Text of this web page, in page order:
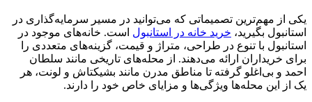
یکی از مهم‌ترین تصمیماتی که می‌توانید در مسیر سرمایه‌گذاری در
استانبول بگیرید، خرید خانه در استانبول است. خانه‌های موجود در
استانبول با تنوع در طراحی، متراژ و قیمت، گزینه‌های متعددی را
برای خریداران ارائه می‌دهند. از محله‌های تاریخی مانند سلطان
احمد و بی‌اغلو گرفته تا مناطق مدرن مانند بشیکتاش و لونت، هر
یک از این محله‌ها ویژگی‌ها و مزایای خاص خود را دارند.